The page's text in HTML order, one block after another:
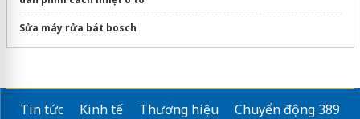
Sửa máy rửa bát bosch
Tin tức Kinh tế Thương hiệu
Chuyển động 389